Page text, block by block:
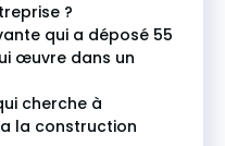
?
qui a déposé 55
œuvre dans un
cherche à
la construction